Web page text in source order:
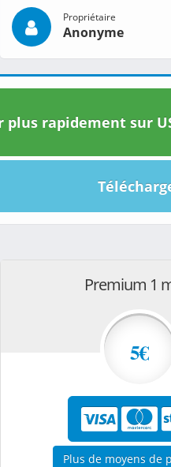
Propriétaire
Anonyme
rapidement sur
Premium 1
5€
Plus de moyens de